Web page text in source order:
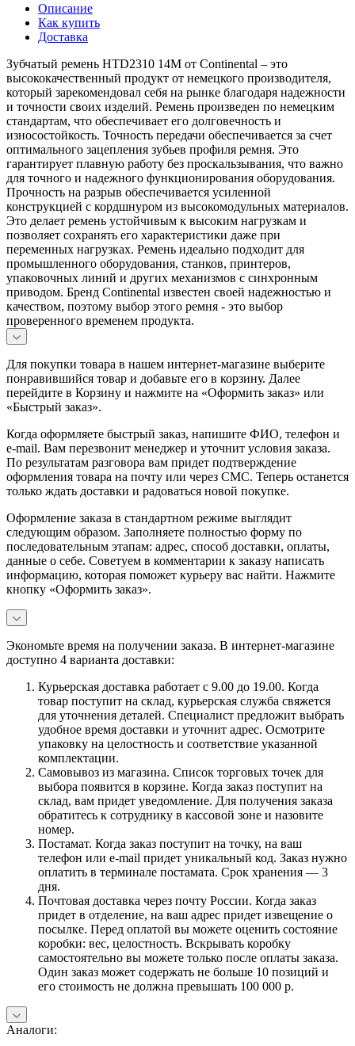
Описание
Как купить
Доставка
Зубчатый ремень HTD2310 14M от Continental – это
высококачественный продукт от немецкого производителя,
который зарекомендовал себя на рынке благодаря надежности
и точности своих изделий. Ремень произведен по немецким
стандартам, что обеспечивает его долговечность и
износостойкость. Точность передачи обеспечивается за счет
оптимального зацепления зубьев профиля ремня. Это
гарантирует плавную работу без проскальзывания, что важно
для точного и надежного функционирования оборудования.
Прочность на разрыв обеспечивается усиленной
конструкцией с кордшнуром из высокомодульных материалов.
Это делает ремень устойчивым к высоким нагрузкам и
позволяет сохранять его характеристики даже при
переменных нагрузках. Ремень идеально подходит для
промышленного оборудования, станков, принтеров,
упаковочных линий и других механизмов с синхронным
приводом. Бренд Continental известен своей надежностью и
качеством, поэтому выбор этого ремня - это выбор
проверенного временем продукта.
Для покупки товара в нашем интернет-магазине выберите
понравившийся товар и добавьте его в корзину. Далее
перейдите в Корзину и нажмите на «Оформить заказ» или
«Быстрый заказ».
Когда оформляете быстрый заказ, напишите ФИО, телефон и
e-mail. Вам перезвонит менеджер и уточнит условия заказа.
По результатам разговора вам придет подтверждение
оформления товара на почту или через СМС. Теперь останется
только ждать доставки и радоваться новой покупке.
Оформление заказа в стандартном режиме выглядит
следующим образом. Заполняете полностью форму по
последовательным этапам: адрес, способ доставки, оплаты,
данные о себе. Советуем в комментарии к заказу написать
информацию, которая поможет курьеру вас найти. Нажмите
кнопку «Оформить заказ».
Экономьте время на получении заказа. В интернет-магазине
доступно 4 варианта доставки:
Курьерская доставка работает с 9.00 до 19.00. Когда
товар поступит на склад, курьерская служба свяжется
для уточнения деталей. Специалист предложит выбрать
удобное время доставки и уточнит адрес. Осмотрите
упаковку на целостность и соответствие указанной
комплектации.
Самовывоз из магазина. Список торговых точек для
выбора появится в корзине. Когда заказ поступит на
склад, вам придет уведомление. Для получения заказа
обратитесь к сотруднику в кассовой зоне и назовите
номер.
Постамат. Когда заказ поступит на точку, на ваш
телефон или e-mail придет уникальный код. Заказ нужно
оплатить в терминале постамата. Срок хранения — 3
дня.
Почтовая доставка через почту России. Когда заказ
придет в отделение, на ваш адрес придет извещение о
посылке. Перед оплатой вы можете оценить состояние
коробки: вес, целостность. Вскрывать коробку
самостоятельно вы можете только после оплаты заказа.
Один заказ может содержать не больше 10 позиций и
его стоимость не должна превышать 100 000 р.
Аналоги: